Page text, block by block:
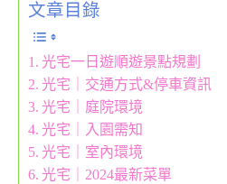
文章目錄
光宅一日遊順遊景點規劃
光宅｜交通方式&停車資訊
光宅｜庭院環境
光宅｜入園需知
光宅｜室內環境
光宅｜2024最新菜單